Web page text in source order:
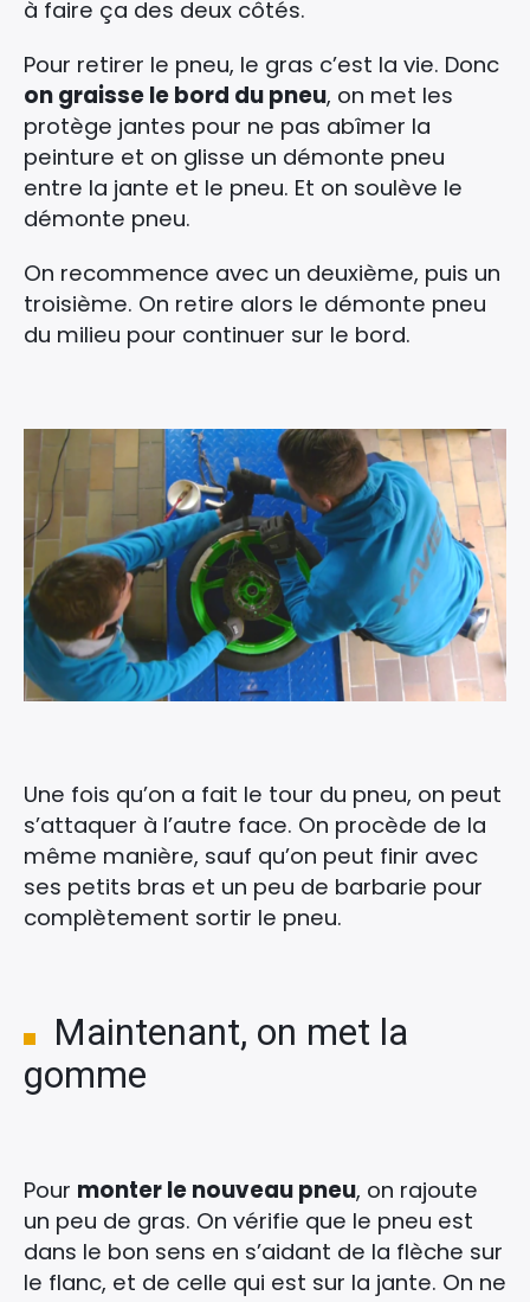
à faire ça des deux côtés.
Pour retirer le pneu, le gras c’est la vie. Donc
on graisse le bord du pneu, on met les
protège jantes pour ne pas abîmer la
peinture et on glisse un démonte pneu
entre la jante et le pneu. Et on soulève le
démonte pneu.
On recommence avec un deuxième, puis un
troisième. On retire alors le démonte pneu
du milieu pour continuer sur le bord.
Une fois qu’on a fait le tour du pneu, on peut
s’attaquer à l’autre face. On procède de la
même manière, sauf qu’on peut finir avec
ses petits bras et un peu de barbarie pour
complètement sortir le pneu.
Maintenant, on met la
gomme
Pour monter le nouveau pneu, on rajoute
un peu de gras. On vérifie que le pneu est
dans le bon sens en s’aidant de la flèche sur
le flanc, et de celle qui est sur la jante. On ne